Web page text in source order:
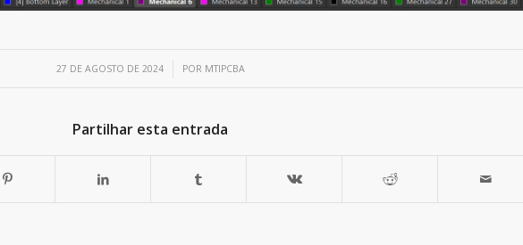
27 DE AGOSTO DE 2024
/ POR MTIPCBA
Partilhar esta entrada